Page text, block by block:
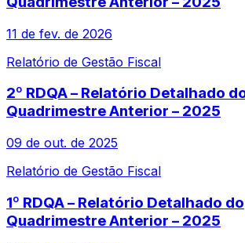
11 de fev. de 2026
Relatório de Gestão Fiscal
2º RDQA – Relatório Detalhado
Quadrimestre Anterior – 2025
09 de out. de 2025
Relatório de Gestão Fiscal
1º RDQA – Relatório Detalhado do
Quadrimestre Anterior – 2025